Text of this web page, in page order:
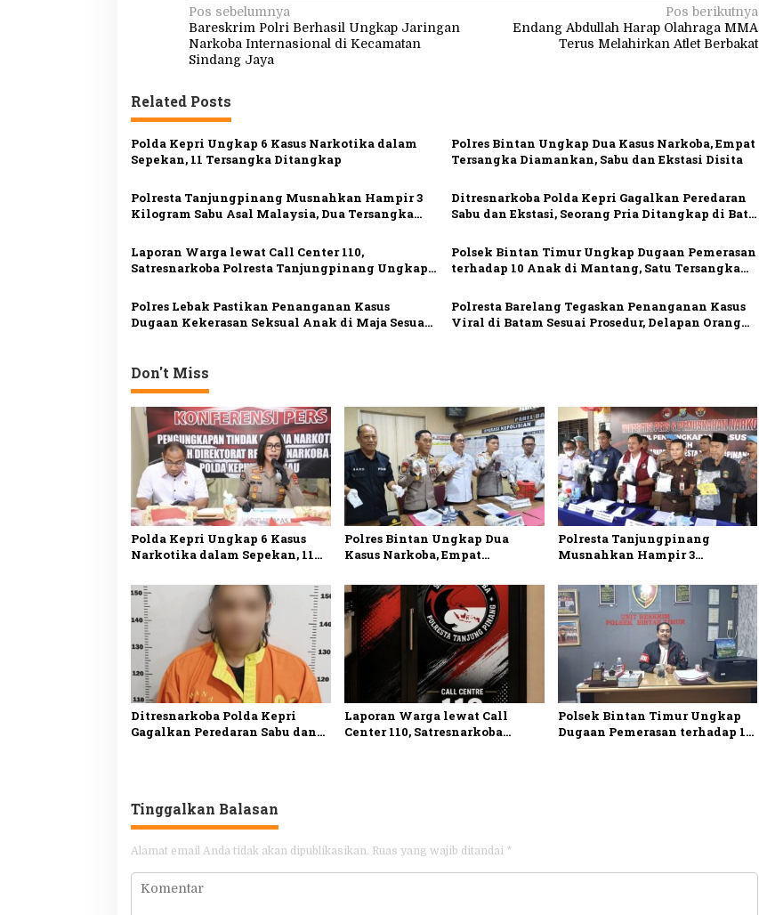
N
a
v
i
g
a
s
i
p
o
s
Pos sebelumnya
Bareskrim Polri Berhasil Ungkap Jaringan
Narkoba Internasional di Kecamatan
Sindang Jaya
Pos berikutnya
Endang Abdullah Harap Olahraga MMA
Terus Melahirkan Atlet Berbakat
Related Posts
Polda Kepri Ungkap 6 Kasus Narkotika dalam
Sepekan, 11 Tersangka Ditangkap
Polres Bintan Ungkap Dua Kasus Narkoba, Empat
Tersangka Diamankan, Sabu dan Ekstasi Disita
Polresta Tanjungpinang Musnahkan Hampir 3
Kilogram Sabu Asal Malaysia, Dua Tersangka
Ditresnarkoba Polda Kepri Gagalkan Peredaran
Sabu dan Ekstasi, Seorang Pria Ditangkap di Batu
Laporan Warga lewat Call Center 110,
Satresnarkoba Polresta Tanjungpinang Ungkap
Polsek Bintan Timur Ungkap Dugaan Pemerasan
terhadap 10 Anak di Mantang, Satu Tersangka
Polres Lebak Pastikan Penanganan Kasus
Dugaan Kekerasan Seksual Anak di Maja Sesuai
Polresta Barelang Tegaskan Penanganan Kasus
Viral di Batam Sesuai Prosedur, Delapan Orang
Don't Miss
Polda Kepri Ungkap 6 Kasus
Narkotika dalam Sepekan, 11
Polres Bintan Ungkap Dua
Kasus Narkoba, Empat
dan Ekstasi Disita
Polresta Tanjungpinang
Musnahkan Hampir 3
Dua Tersangka Ditangkap
Ditresnarkoba Polda Kepri
Gagalkan Peredaran Sabu dan
Laporan Warga lewat Call
Center 110, Satresnarkoba
Polsek Bintan Timur Ungkap
Dugaan Pemerasan terhadap 10
Tinggalkan Balasan
Alamat email Anda tidak akan dipublikasikan. Ruas yang wajib ditandai *